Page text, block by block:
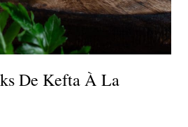
De Kefta À La